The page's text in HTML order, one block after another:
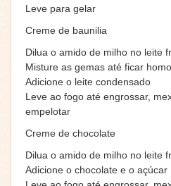
Leve para gelar
Creme de baunilia
Dilua o amido de milho no leite
Misture as gemas até ficar
Adicione o leite condensado
Leve ao fogo até engrossar,
empelotar
Creme de chocolate
Dilua o amido de milho no leite
Adicione o chocolate e o açúcar